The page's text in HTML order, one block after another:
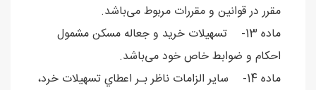
مقرر در قوانین و مقررات مربوط می‌باشد.
ماده 13- تسهیلات خرید و جعاله مسکن مشمول
احکام و ضوابط خاص خود می‌باشد.
ماده 14- ساير الزامات ناظر بـر اعطاي تسهيلات خرد،